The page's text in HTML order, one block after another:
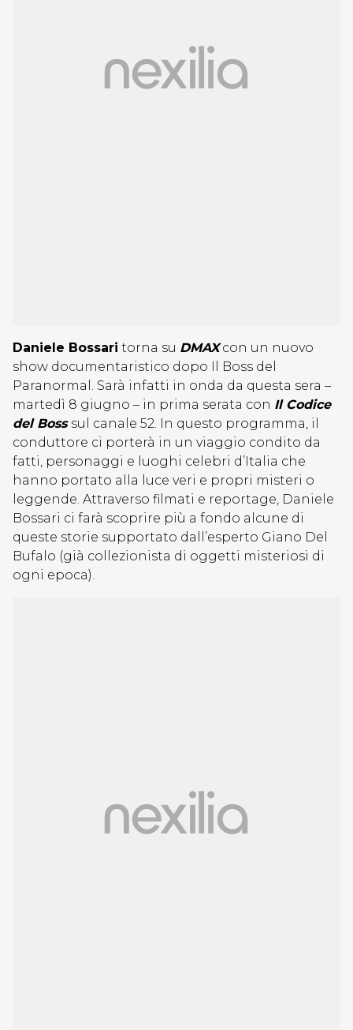
Daniele Bossari torna su DMAXcon un nuovo
show documentaristico dopo Il Boss del
Paranormal. Sarà infatti in onda da questa sera –
martedì 8 giugno – in prima serata con Il Codice
del Boss sul canale 52. In questo programma, il
conduttore ci porterà in un viaggio condito da
fatti, personaggi e luoghi celebri d’Italia che
hanno portato alla luce veri e propri misteri o
leggende. Attraverso filmati e reportage, Daniele
Bossari ci farà scoprire più a fondo alcune di
queste storie supportato dall’esperto Giano Del
Bufalo (già collezionista di oggetti misteriosi di
ogni epoca).